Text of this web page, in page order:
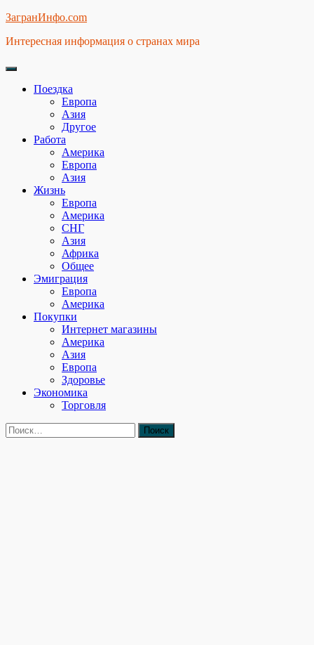
Skip
content
ЗагранИнфо.com
Интересная информация о странах мира
Поездка
Европа
Азия
Другое
Работа
Америка
Европа
Азия
Жизнь
Европа
Америка
СНГ
Азия
Африка
Общее
Эмиграция
Европа
Америка
Покупки
Интернет магазины
Америка
Азия
Европа
Здоровье
Экономика
Торговля
Найти: